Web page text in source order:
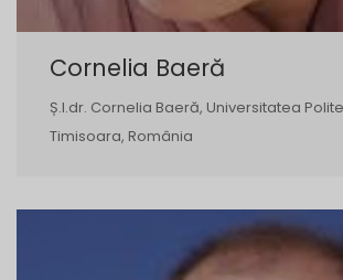
Cornelia Baeră
Ș.l.dr. Cornelia Baeră, Universitatea
Timisoara, România